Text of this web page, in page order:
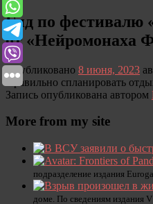
Гид по фестивалю
от «Нейромонаха
Опубликовано 8 июня, 2023
Правильно спланировать
Запись опубликована автором
More from my site
подразделение издания
доме. По сведениям издания